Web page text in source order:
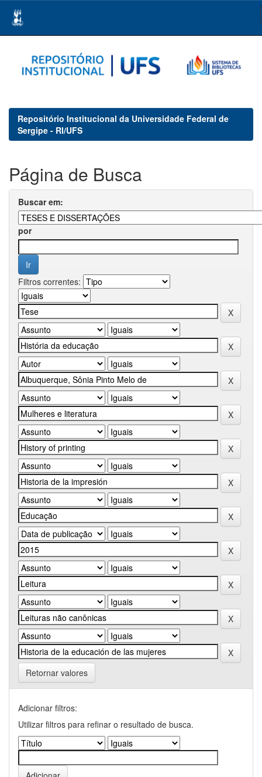
navigation
Repositório Institucional da Universidade Federal de
Sergipe - RI/UFS
Página de Busca
Buscar em:
por
Filtros correntes:
Retornar valores
Adicionar filtros:
Utilizar filtros para refinar o resultado de busca.